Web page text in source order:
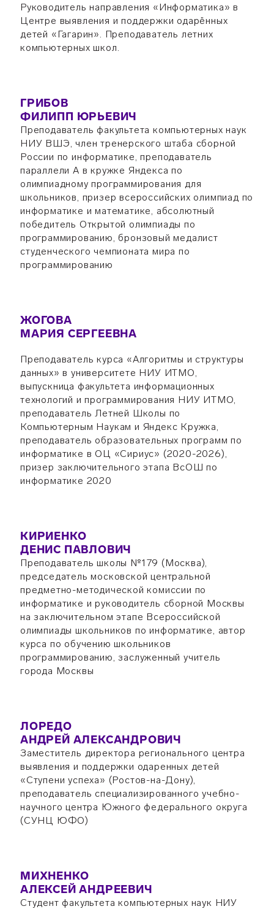
Руководитель направления «Информатика» в
Центре выявления и поддержки одарённых
детей «Гагарин». Преподаватель летних
компьютерных школ.
ГРИБОВ
ФИЛИПП ЮРЬЕВИЧ
Преподаватель факультета компьютерных наук
НИУ ВШЭ, член тренерского штаба сборной
России по информатике, преподаватель
параллели А в кружке Яндекса по
олимпиадному программирования для
школьников, призер всероссийских олимпиад по
информатике и математике, абсолютный
победитель Открытой олимпиады по
программированию, бронзовый медалист
студенческого чемпионата мира по
программированию
ЖОГОВА
МАРИЯ СЕРГЕЕВНА
Преподаватель курса «Алгоритмы и структуры
данных» в университете НИУ ИТМО,
выпускница факультета информационных
технологий и программирования НИУ ИТМО,
преподаватель Летней Школы по
Компьютерным Наукам и Яндекс Кружка,
преподаватель образовательных программ по
информатике в ОЦ «Сириус» (2020-2026),
призер заключительного этапа ВсОШ по
информатике 2020
КИРИЕНКО
ДЕНИС ПАВЛОВИЧ
Преподаватель школы №179 (Москва),
председатель московской центральной
предметно-методической комиссии по
информатике и руководитель сборной Москвы
на заключительном этапе Всероссийской
олимпиады школьников по информатике, автор
курса по обучению школьников
программированию, заслуженный учитель
города Москвы
ЛОРЕДО
АНДРЕЙ АЛЕКСАНДРОВИЧ
Заместитель директора регионального центра
выявления и поддержки одаренных детей
«Ступени успеха» (Ростов-на-Дону),
преподаватель специализированного учебно-
научного центра Южного федерального округа
(СУНЦ ЮФО)
МИХНЕНКО
АЛЕКСЕЙ АНДРЕЕВИЧ
Студент факультета компьютерных наук НИУ